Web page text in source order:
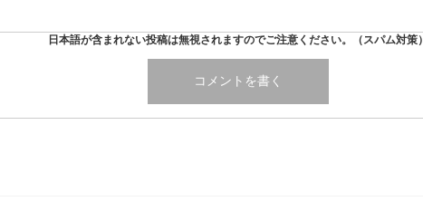
日本語が含まれない投稿は無視されますのでご注意ください。（スパム対策）